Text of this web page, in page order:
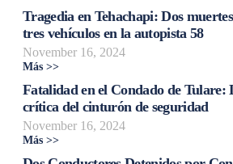
Tragedia en Tehachapi: Dos
tres vehículos en la autopista 58
November 16, 2024
Más >>
Fatalidad en el Condado de Tulare:
crítica del cinturón de seguridad
November 16, 2024
Más >>